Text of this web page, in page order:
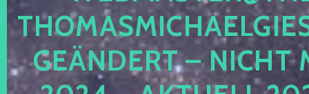
GEÄNDERT – NICHT